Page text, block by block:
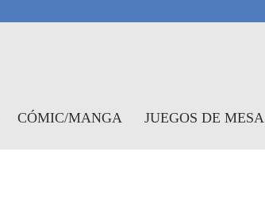
CÓMIC/MANGA JUEGOS DE MESA